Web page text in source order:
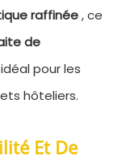
Et De
raffinée, ce
de
pour les
hôteliers.